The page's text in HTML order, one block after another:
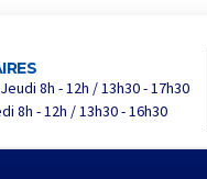
8h - 12h / 13h30 - 17h30
8h - 12h / 13h30 - 16h30